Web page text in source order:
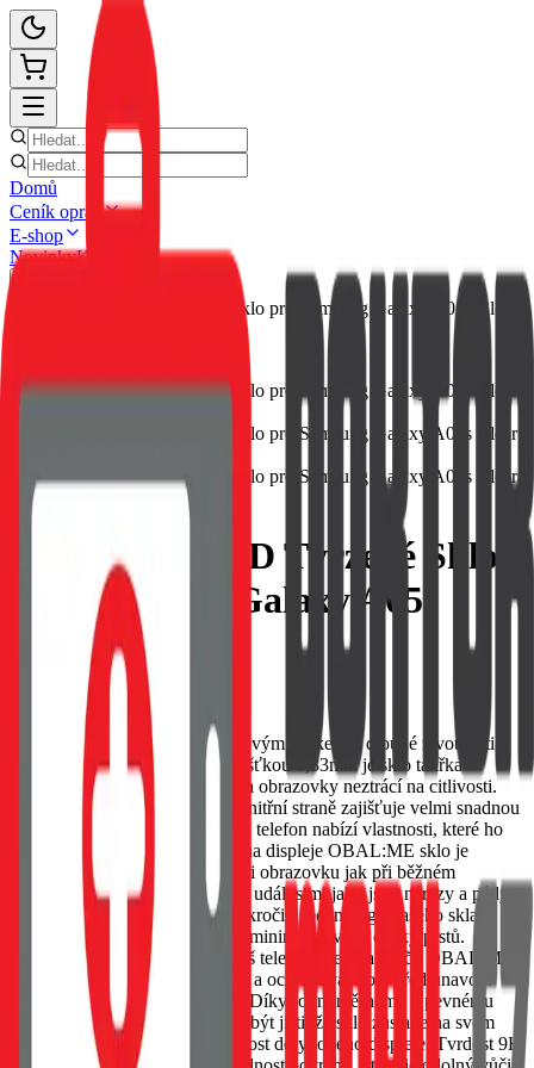
Domů
Ceník oprav
E-shop
NovinkyKontakt
OBAL:ME 2.5D Tvrzené Sklo
pro Samsung Galaxy A05s
Clear
8596311238314
OBAL:ME tvrzené sklo je klíčovým prvkem k dlouhé životnosti a
ochrany vašeho telefonu. S tloušťkou 0,33mm je sklo takřka
neznatelné na dotek a tak plocha obrazovky neztrácí na citlivosti.
Vyvážené množství lepidla na vnitřní straně zajišťuje velmi snadnou
a rychlou instalaci. Naše sklo na telefon nabízí vlastnosti, které ho
dělají nepostradatelným: Ochrana displeje OBAL:ME sklo je
navrženo tak, aby ochránilo Vaši obrazovku jak při běžném
používaní, tak před nečekanými událostmi jako jsou nárazy a pády.
Odolnost vůči otiskům Díky pokročilé technologii našeho skla si
užijete krystalicky čistý obraz a minimalizované otisky prstů.
Ochrana očí Chráníme nejen váš telefon, ale i vaše oči. OBAL:ME
sklo redukuje nepříjemné záření a ochrání vaše oči před únavou.
Lepící vrstva po celé ploše skla Díky rovnoměrnému a pevnému
přilnutí na obrazovku si můžete být jisti, že sklo zůstane na svém
místě a nebude ovlivňovat citlivost dotykového displeje. Tvrdost 9H